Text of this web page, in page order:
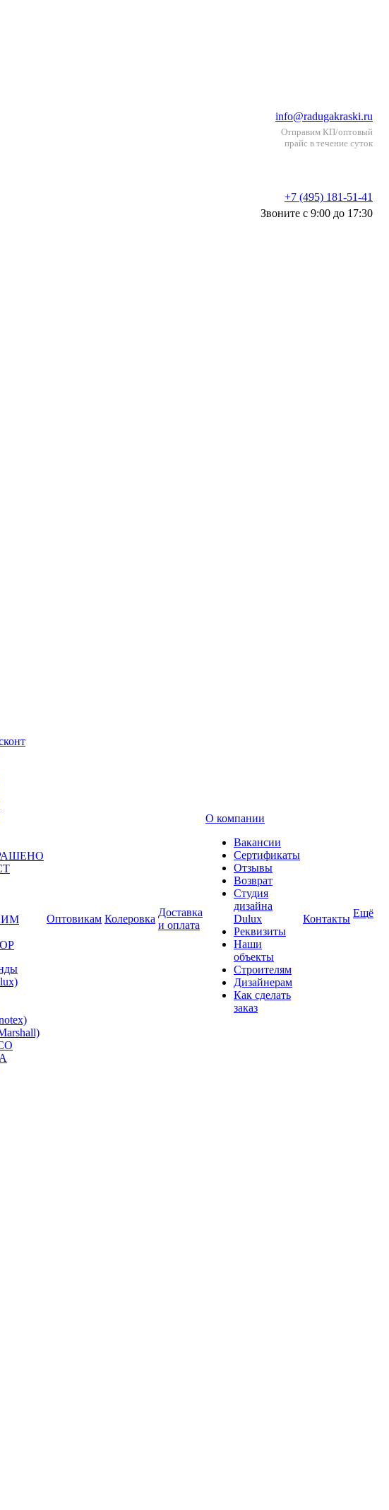
info@radugakraski.ru
Отправим КП/оптовый
прайс в течение суток
+7 (495) 181-51-41
Звоните с 9:00 до 17:30
Оптовикам Колеровка
Доставка
и оплата
О компании
Вакансии
Сертификаты
Отзывы
Возврат
Студия
дизайна
Dulux
Реквизиты
Наши
объекты
Строителям
Дизайнерам
Как сделать
заказ
Контакты Ещё